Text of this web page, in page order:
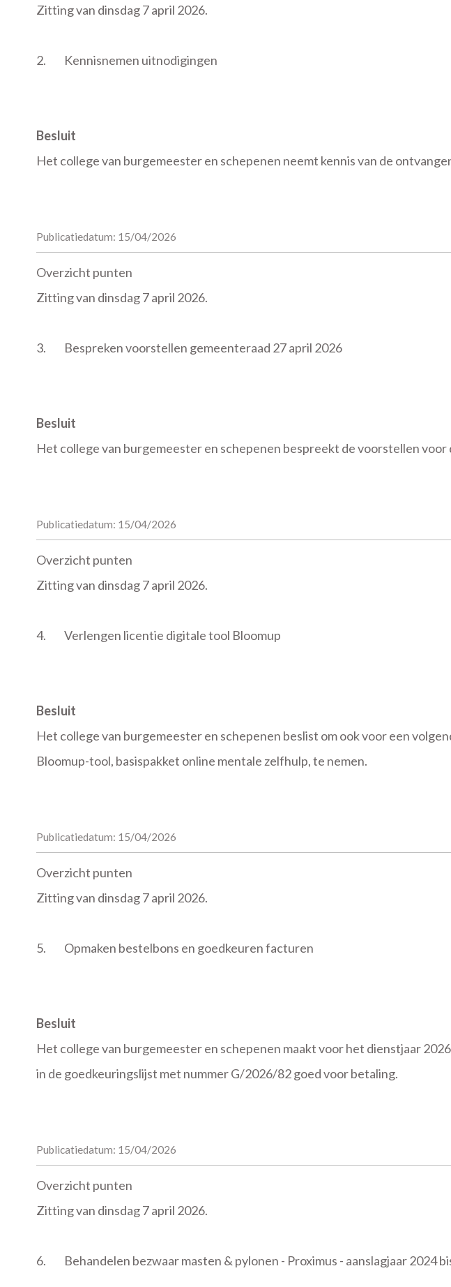
Zitting van dinsdag 7 april 2026.
2. Kennisnemen uitnodigingen
Besluit
Het college van burgemeester en schepenen neemt kennis van de
Publicatiedatum: 15/04/2026
Overzicht punten
Zitting van dinsdag 7 april 2026.
3. Bespreken voorstellen gemeenteraad 27 april 2026
Besluit
Het college van burgemeester en schepenen bespreekt de voorstellen
Publicatiedatum: 15/04/2026
Overzicht punten
Zitting van dinsdag 7 april 2026.
4. Verlengen licentie digitale tool Bloomup
Besluit
Het college van burgemeester en schepenen beslist om ook voor een
Bloomup-tool, basispakket online mentale zelfhulp, te nemen.
Publicatiedatum: 15/04/2026
Overzicht punten
Zitting van dinsdag 7 april 2026.
5. Opmaken bestelbons en goedkeuren facturen
Besluit
Het college van burgemeester en schepenen maakt voor het dienstjaar
in de goedkeuringslijst met nummer G/2026/82 goed voor betaling.
Publicatiedatum: 15/04/2026
Overzicht punten
Zitting van dinsdag 7 april 2026.
6. Behandelen bezwaar masten & pylonen - Proximus - aanslagjaar 2024